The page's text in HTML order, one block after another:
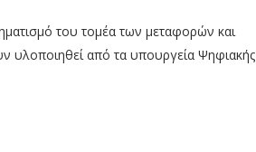
του τομέα των μεταφορών και
υλοποιηθεί από τα υπουργεία Ψηφιακής